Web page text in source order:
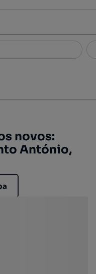
novos:
António,